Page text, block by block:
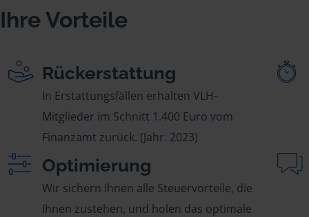
Ihre Vorteile
Rückerstattung
In Erstattungsfällen erhalten VLH-
Mitglieder im Schnitt 1.400 Euro vom
Finanzamt zurück. (Jahr: 2023)
Optimierung
Wir sichern Ihnen alle Steuervorteile, die
Ihnen zustehen, und holen das optimale